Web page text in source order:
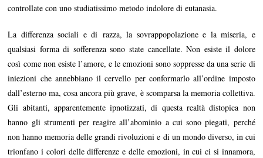
controllate con uno studiatissimo metodo indolore di eutanasia.
La differenza sociali e di razza, la sovrappopolazione e la miseria, e
qualsiasi forma di sofferenza sono state cancellate. Non esiste il dolore
così come non esiste l’amore, e le emozioni sono soppresse da una serie di
iniezioni che annebbiano il cervello per conformarlo all’ordine imposto
dall’esterno ma, cosa ancora più grave, è scomparsa la memoria collettiva.
Gli abitanti, apparentemente ipnotizzati, di questa realtà distopica non
hanno gli strumenti per reagire all’abominio a cui sono piegati, perché
non hanno memoria delle grandi rivoluzioni e di un mondo diverso, in cui
trionfano i colori delle differenze e delle emozioni, in cui ci si innamora,